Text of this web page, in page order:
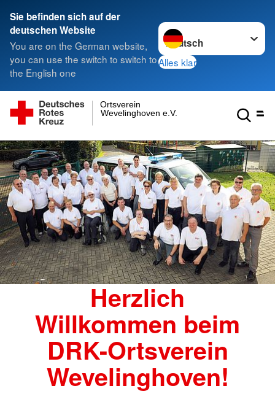
Sie befinden sich auf der
deutschen Website
You are on the German website,
you can use the switch to switch to
the English one
Sprache wechseln zu
Alles klar
Wevelinghoven e.V.
Ortsverein
Herzlich
Willkommen beim
DRK-Ortsverein
Wevelinghoven!